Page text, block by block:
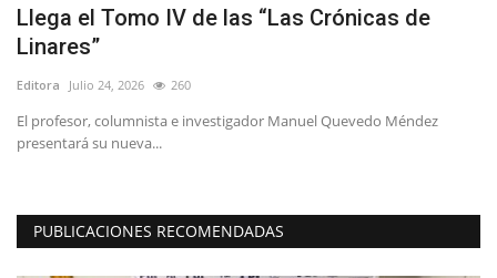
Llega el Tomo IV de las “Las Crónicas de
Linares”
Editora Julio 24, 2026 260
El profesor, columnista e investigador Manuel Quevedo Méndez
presentará su nueva...
PUBLICACIONES RECOMENDADAS